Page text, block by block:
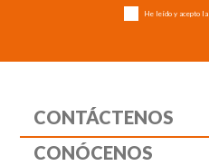
He leído y acepto la
CONTÁCTENOS
CONÓCENOS